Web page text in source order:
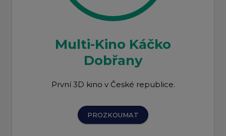
Multi-Kino Káčko
Dobřany
První 3D kino v České republice.
PROZKOUMAT